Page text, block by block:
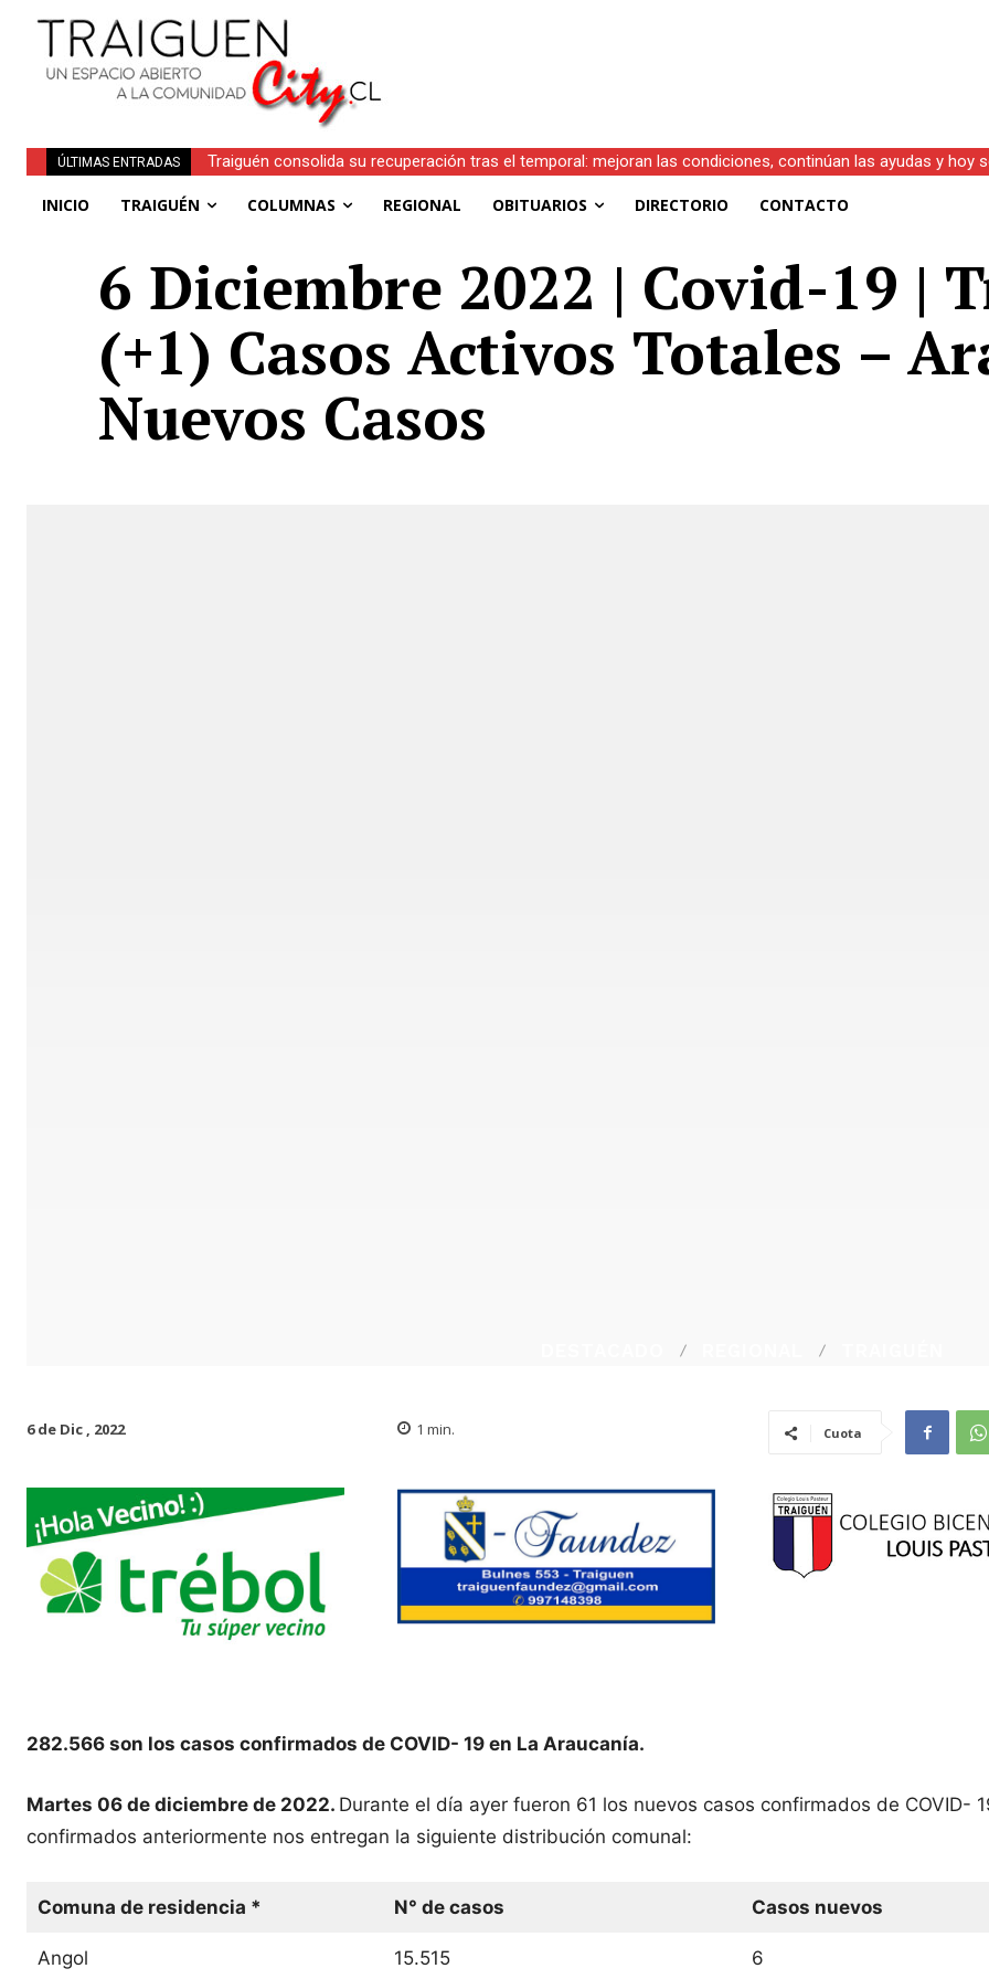
ÚLTIMAS ENTRADAS
Traiguén consolida su recuperación tras el temporal: mejoran las condiciones, continúan las ayudas y hoy
INICIO TRAIGUÉN COLUMNAS REGIONAL OBITUARIOS DIRECTORIO CONTACTO
6 Diciembre 2022 | Covid-19 |
(+1) Casos Activos Totales –
Nuevos Casos
6 de Dic , 2022 1 min. Cuota
282.566 son los casos confirmados de COVID- 19 en La Araucanía.
Martes 06 de diciembre de 2022. Durante el día ayer fueron 61 los nuevos casos confirmados de COVID-
confirmados anteriormente nos entregan la siguiente distribución comunal:
Comuna de residencia * N° de casos Casos nuevos
Angol 15.515 6